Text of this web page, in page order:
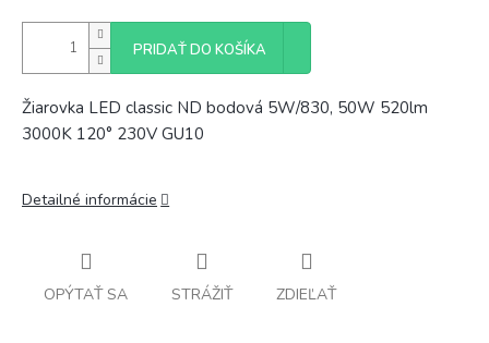
PRIDAŤ DO KOŠÍKA
Žiarovka LED classic ND bodová 5W/830, 50W 520lm
3000K 120° 230V GU10
Detailné informácie
OPÝTAŤ SA STRÁŽIŤ ZDIEĽAŤ